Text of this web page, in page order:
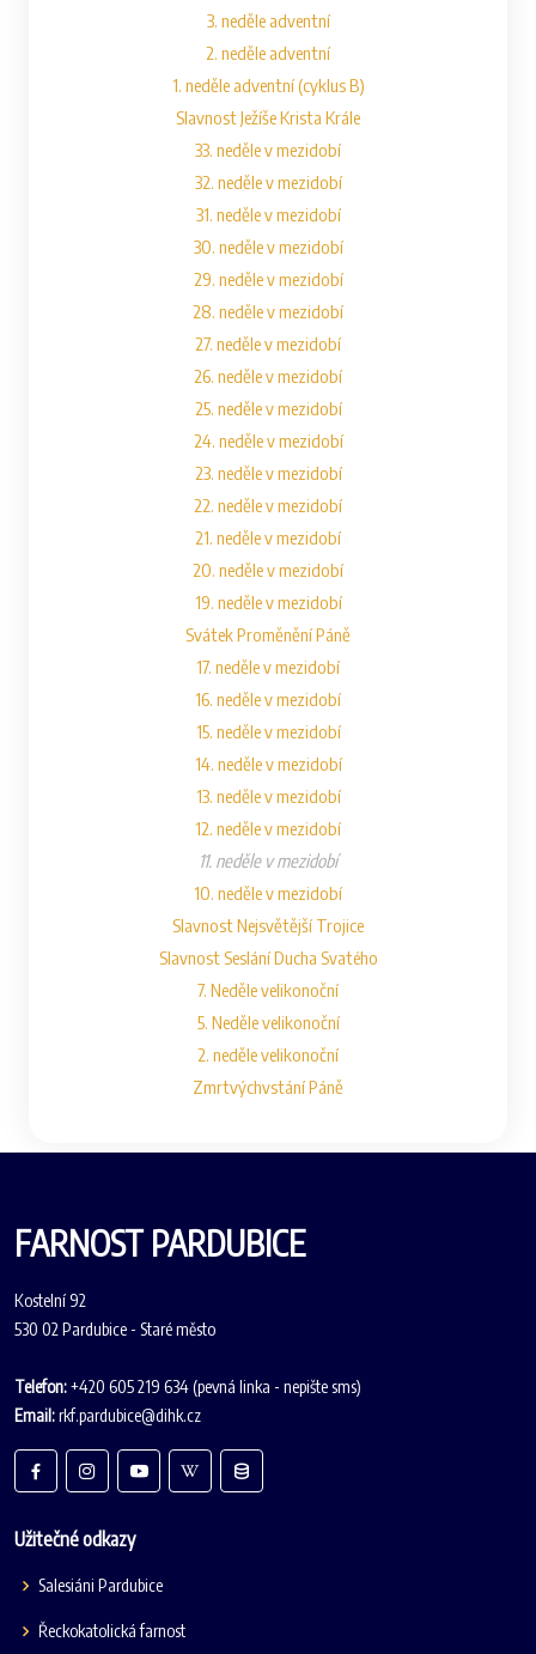
3. neděle adventní
2. neděle adventní
1. neděle adventní (cyklus B)
Slavnost Ježíše Krista Krále
33. neděle v mezidobí
32. neděle v mezidobí
31. neděle v mezidobí
30. neděle v mezidobí
29. neděle v mezidobí
28. neděle v mezidobí
27. neděle v mezidobí
26. neděle v mezidobí
25. neděle v mezidobí
24. neděle v mezidobí
23. neděle v mezidobí
22. neděle v mezidobí
21. neděle v mezidobí
20. neděle v mezidobí
19. neděle v mezidobí
Svátek Proměnění Páně
17. neděle v mezidobí
16. neděle v mezidobí
15. neděle v mezidobí
14. neděle v mezidobí
13. neděle v mezidobí
12. neděle v mezidobí
11. neděle v mezidobí
10. neděle v mezidobí
Slavnost Nejsvětější Trojice
Slavnost Seslání Ducha Svatého
7. Neděle velikonoční
5. Neděle velikonoční
2. neděle velikonoční
Zmrtvýchvstání Páně
FARNOST PARDUBICE
Kostelní 92
530 02 Pardubice - Staré město
Telefon:+420 605 219 634 (pevná linka - nepište sms)
Email:rkf.pardubice@dihk.cz
Užitečné odkazy
Salesiáni Pardubice
Řeckokatolická farnost